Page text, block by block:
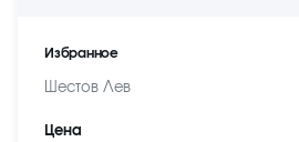
Избранное
Шестов Лев
Цена